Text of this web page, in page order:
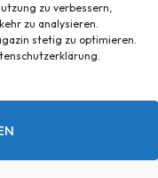
zu verbessern,
zu analysieren.
stetig zu optimieren.
Die